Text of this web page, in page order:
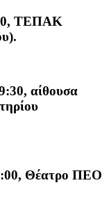
ΤΕΠΑΚ
αίθουσα
Θέατρο ΠΕΟ